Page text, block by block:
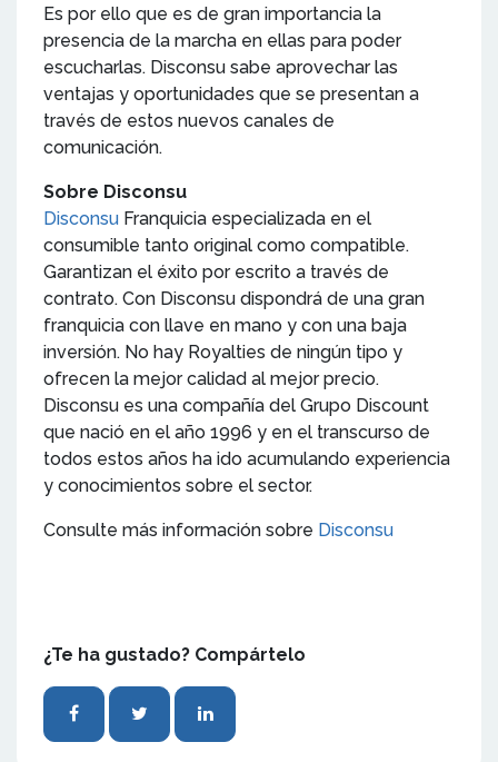
Es por ello que es de gran importancia la
presencia de la marcha en ellas para poder
escucharlas. Disconsu sabe aprovechar las
ventajas y oportunidades que se presentan a
través de estos nuevos canales de
comunicación.
Sobre Disconsu
Disconsu Franquicia especializada en el
consumible tanto original como compatible.
Garantizan el éxito por escrito a través de
contrato. Con Disconsu dispondrá de una gran
franquicia con llave en mano y con una baja
inversión. No hay Royalties de ningún tipo y
ofrecen la mejor calidad al mejor precio.
Disconsu es una compañía del Grupo Discount
que nació en el año 1996 y en el transcurso de
todos estos años ha ido acumulando experiencia
y conocimientos sobre el sector.
Consulte más información sobre Disconsu
¿Te ha gustado? Compártelo